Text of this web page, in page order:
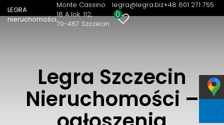
LEGRA
nieruchomości
Monte Cassino
18 A lok. 112
70-467 Szczecin
legra@legra.biz+48 601 271 755
0
Legra Szczecin
Nieruchomości –